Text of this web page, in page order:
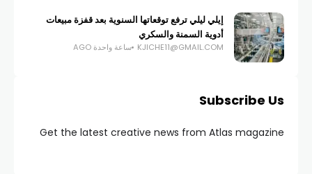
إيلي ليلي ترفع توقعاتها السنوية بعد قفزة مبيعات
أدوية السمنة والسكري
KJICHE11@GMAIL.COM ساعة واحدة AGO
Subscribe Us
Get the latest creative news from Atlas magazine